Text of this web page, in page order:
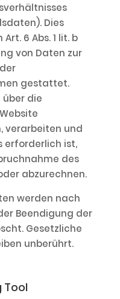
Dies
6 Abs. 1 lit. b
von Daten zur
gestattet.
über die
verarbeiten und
erforderlich ist,
des
abzurechnen.
werden nach
Beendigung der
Gesetzliche
unberührt.
Tool